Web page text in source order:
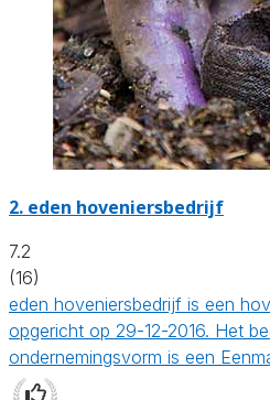
2. eden hoveniersbedrijf
7.2
(16)
eden hoveniersbedrijf is een
opgericht op 29-12-2016. Het
ondernemingsvorm is een